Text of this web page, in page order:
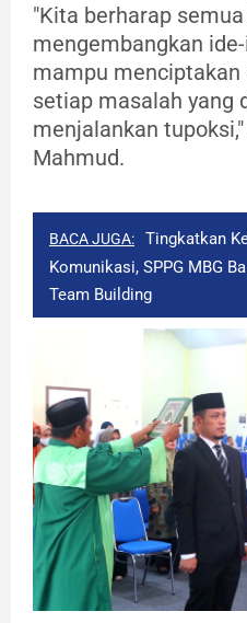
"Kita berharap
mengembangkan
mampu
setiap masalah yang
menjalankan
Mahmud.
BACA JUGA:
Tingkatkan
Komunikasi, SPPG MBG
Team Building